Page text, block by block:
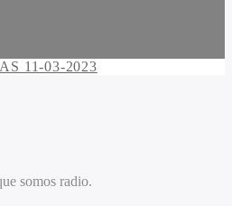
11-03-2023
somos radio.